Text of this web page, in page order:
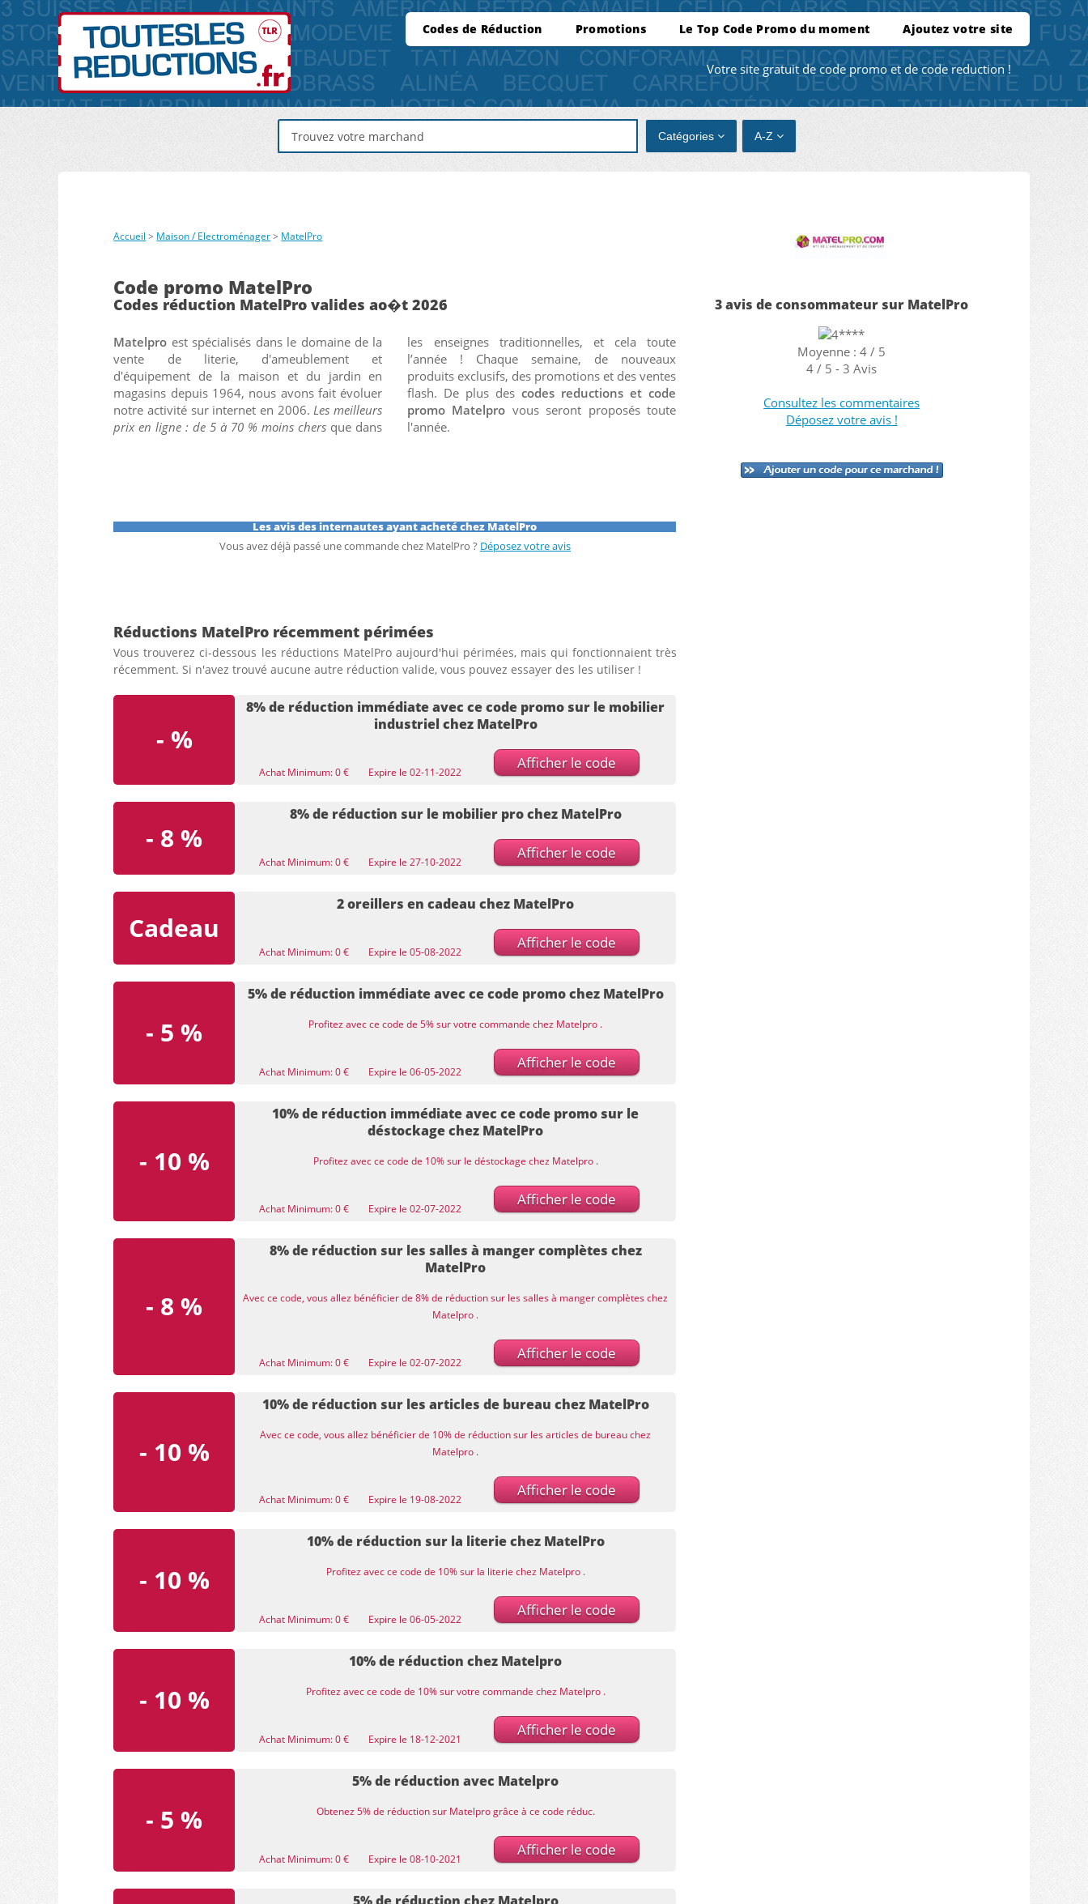
Codes de Réduction Promotions Le Top Code Promo du moment Ajoutez votre site
Votre site gratuit de code promo et de code reduction !
Catégories A-Z
Accueil > Maison / Electroménager> MatelPro
Code promo MatelPro
Codes réduction MatelPro valides ao�t 2026
Matelpro est spécialisés dans le domaine de la
vente de literie, d'ameublement et
d'équipement de la maison et du jardin en
magasins depuis 1964, nous avons fait évoluer
notre activité sur internet en 2006. Les meilleurs
prix en ligne : de 5 à 70 % moins chers que dans
les enseignes traditionnelles, et cela toute
l’année ! Chaque semaine, de nouveaux
produits exclusifs, des promotions et des ventes
flash. De plus descodes reductions et code
promo Matelpro vous seront proposés toute
l'année.
Les avis des internautes ayant acheté chez MatelPro
Vous avez déjà passé une commande chez MatelPro ? Déposez votre avis
Réductions MatelPro récemment périmées
Vous trouverez ci-dessous les réductions MatelPro aujourd'hui périmées, mais qui fonctionnaient très
récemment. Si n'avez trouvé aucune autre réduction valide, vous pouvez essayer des les utiliser !
- %
8% de réduction immédiate avec ce code promo sur le mobilier
industriel chez MatelPro
Achat Minimum: 0 € Expire le 02-11-2022
Afficher le code
- 8 %
8% de réduction sur le mobilier pro chez MatelPro
Achat Minimum: 0 € Expire le 27-10-2022
Afficher le code
Cadeau
2 oreillers en cadeau chez MatelPro
Achat Minimum: 0 € Expire le 05-08-2022
Afficher le code
- 5 %
5% de réduction immédiate avec ce code promo chez MatelPro
Profitez avec ce code de 5% sur votre commande chez Matelpro .
Achat Minimum: 0 € Expire le 06-05-2022
Afficher le code
- 10 %
10% de réduction immédiate avec ce code promo sur le
déstockage chez MatelPro
Profitez avec ce code de 10% sur le déstockage chez Matelpro .
Achat Minimum: 0 € Expire le 02-07-2022
Afficher le code
- 8 %
8% de réduction sur les salles à manger complètes chez
MatelPro
Avec ce code, vous allez bénéficier de 8% de réduction sur les salles à manger complètes chez
Matelpro .
Achat Minimum: 0 € Expire le 02-07-2022
Afficher le code
- 10 %
10% de réduction sur les articles de bureau chez MatelPro
Avec ce code, vous allez bénéficier de 10% de réduction sur les articles de bureau chez
Matelpro .
Achat Minimum: 0 € Expire le 19-08-2022
Afficher le code
- 10 %
10% de réduction sur la literie chez MatelPro
Profitez avec ce code de 10% sur la literie chez Matelpro .
Achat Minimum: 0 € Expire le 06-05-2022
Afficher le code
- 10 %
10% de réduction chez Matelpro
Profitez avec ce code de 10% sur votre commande chez Matelpro .
Achat Minimum: 0 € Expire le 18-12-2021
Afficher le code
- 5 %
5% de réduction avec Matelpro
Obtenez 5% de réduction sur Matelpro grâce à ce code réduc.
Achat Minimum: 0 € Expire le 08-10-2021
Afficher le code
3 avis de consommateur sur MatelPro
Moyenne : 4 / 5
4 / 5 -3 Avis
Consultez les commentaires
Déposez votre avis !